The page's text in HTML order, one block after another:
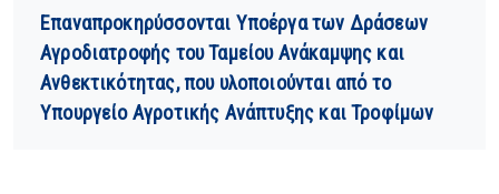
Επαναπροκηρύσσονται Υποέργα των Δράσεων
Αγροδιατροφής του Ταμείου Ανάκαμψης και
Ανθεκτικότητας, που υλοποιούνται από το
Υπουργείο Αγροτικής Ανάπτυξης και Τροφίμων